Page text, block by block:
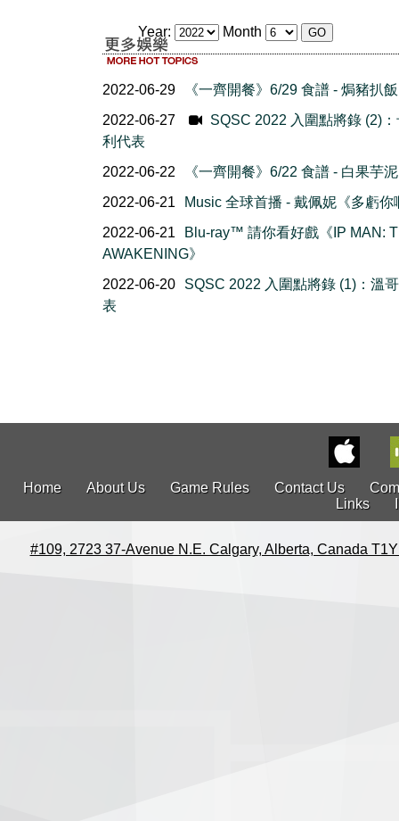
Year: Month
2022-06-29
《一齊開餐》6/29 食譜 - 焗豬扒飯
2022-06-27
SQSC 2022 入圍點將錄 (2)
利代表
2022-06-22
《一齊開餐》6/22 食譜 - 白果芋泥
2022-06-21
Music 全球首播 - 戴佩妮《多虧你
2022-06-21
Blu-ray™ 請你看好戲《IP MAN:
AWAKENING》
2022-06-20
SQSC 2022 入圍點將錄 (1)：溫
表
Home About Us Game Rules Contact Us
Links
#109, 2723 37-Avenue N.E. Calgary, Alberta, Canada